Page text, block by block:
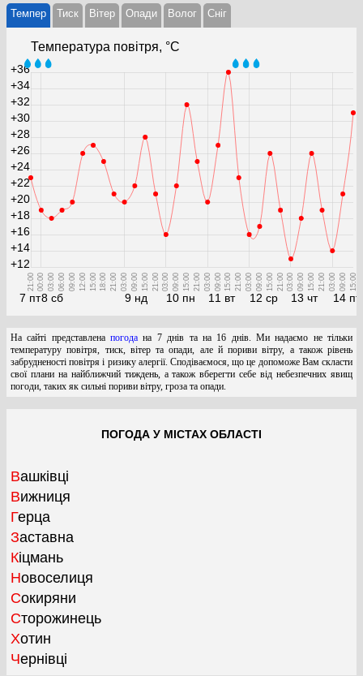
Темпер Тиск Вітер Опади Волог Cніг
Температура повітря, °С
7 пт
21:00
8 сб
00:00 03:00 06:00 09:00 12:00 15:00 18:00 21:00
9 нд
03:00 09:00 15:00 21:00
10 пн
03:00 09:00 15:00 21:00
11 вт
03:00 09:00 15:00 21:00
12 ср
03:00 09:00 15:00 21:00
13 чт
03:00 09:00 15:00 21:00
14 пт
03:00 09:00 15:00
+12
+14
+16
+18
+20
+22
+24
+26
+28
+30
+32
+34
+36
На сайті представленапогода на 7 днів та на 16 днів. Ми надаємо не тільки
температуру повітря, тиск, вітер та опади, але й пориви вітру, а також рівень
забрудненості повітря і ризику алергії. Сподіваємося, що це допоможе Вам скласти
свої плани на найближчий тиждень, а також вберегти себе від небезпечних явищ
погоди, таких як сильні пориви вітру, гроза та опади.
ПОГОДА У МІСТАХ ОБЛАСТІ
Вашківці
Вижниця
Герца
Заставна
Кіцмань
Новоселиця
Сокиряни
Сторожинець
Хотин
Чернівці